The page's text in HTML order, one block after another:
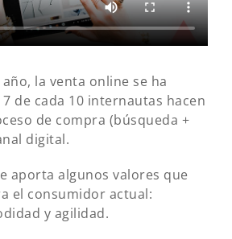
la venta online se ha
de cada 10 internautas hacen
de compra (búsqueda +
digital.
aporta algunos valores que
el consumidor actual:
y agilidad.